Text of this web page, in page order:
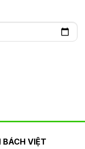
BÁCH VIỆT